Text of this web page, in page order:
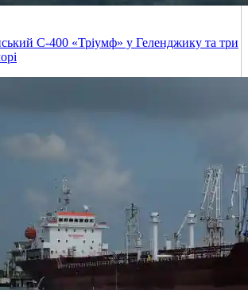
С-400 «Тріумф» у Геленджику та три